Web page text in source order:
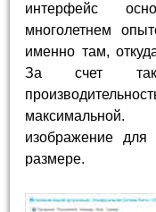
интерфейс
многолетнем
именно там,
За счет
изображение для
размере.